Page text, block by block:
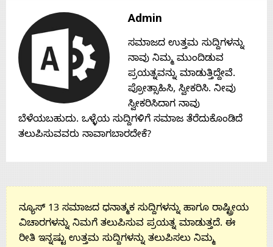
Home
About
Us
Advertise
With
Admin
ಸಮಾಜದ ಉತ್ತಮ ಸುದ್ದಿಗಳನ್ನು
ನಾವು ನಿಮ್ಮ ಮುಂದಿಡುವ
ಪ್ರಯತ್ನವನ್ನು ಮಾಡುತ್ತಿದ್ದೇವೆ.
ಪ್ರೋತ್ಸಾಹಿಸಿ, ಸ್ವೀಕರಿಸಿ. ನೀವು
ಸ್ವೀಕರಿಸಿದಾಗ ನಾವು
ಬೆಳೆಯಬಹುದು. ಒಳ್ಳೆಯ ಸುದ್ದಿಗಳಿಗೆ ಸಮಾಜ ತೆರೆದುಕೊಂಡಿದೆ
ತಲುಪಿಸುವವರು ನಾವಾಗಬಾರದೇಕೆ?
ನ್ಯೂಸ್ 13 ಸಮಾಜದ ಧನಾತ್ಮಕ ಸುದ್ದಿಗಳನ್ನು ಹಾಗೂ ರಾಷ್ಟ್ರೀಯ
ವಿಚಾರಗಳನ್ನು ನಿಮಗೆ ತಲುಪಿಸುವ ಪ್ರಯತ್ನ ಮಾಡುತ್ತದೆ. ಈ
ರೀತಿ ಇನ್ನಷ್ಟು ಉತ್ತಮ ಸುದ್ದಿಗಳನ್ನು ತಲುಪಿಸಲು ನಿಮ್ಮ